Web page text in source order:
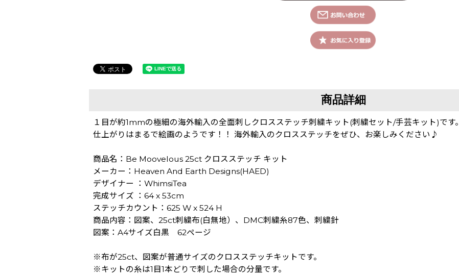
商品詳細
１目が約1mmの極細の海外輸入の全面刺しクロスステッチ刺繍キット(刺繍セット/手芸キット)です。
仕上がりはまるで絵画のようです！！ 海外輸入のクロスステッチをぜひ、お楽しみください♪
商品名：Be Moovelous 25ct クロスステッチ キット
メーカー：Heaven And Earth Designs(HAED)
デザイナー ：WhimsiTea
完成サイズ ：64 x 53cm
ステッチカウント：625 W x 524 H
商品内容：図案、25ct刺繍布(白無地）、DMC刺繍糸87色、刺繍針
図案：A4サイズ白黒 62ページ
※布が25ct、図案が普通サイズのクロスステッチキットです。
※キットの糸は1目1本どりで刺した場合の分量です。